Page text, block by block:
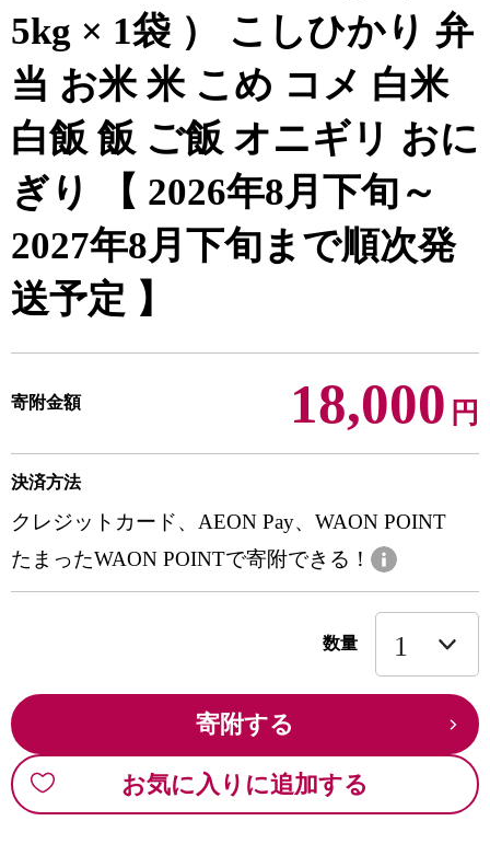
5kg × 1袋 ） こしひかり 弁
当 お米 米 こめ コメ 白米
白飯 飯 ご飯 オニギリ おに
ぎり 【 2026年8月下旬～
2027年8月下旬まで順次発
送予定 】
寄附金額 18,000 円
決済方法
クレジットカード、AEON Pay、WAON POINT
たまったWAON POINTで寄附できる！
数量
寄附する
お気に入りに追加する